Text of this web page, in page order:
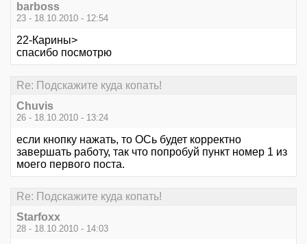
barboss
23 - 18.10.2010 - 12:54
22-Карины>
спасибо посмотрю
Re: Подскажите куда копать!
Chuvis
26 - 18.10.2010 - 13:24
если кнопку нажать, то ОСь будет корректно
завершать работу, так что попробуй пункт номер 1 из
моего первого поста.
Re: Подскажите куда копать!
Starfoxx
28 - 18.10.2010 - 14:03